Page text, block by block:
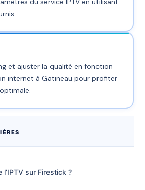
et ajuster la qualité en fonction
internet à Gatineau pour profiter
l’IPTV sur Firestick ?